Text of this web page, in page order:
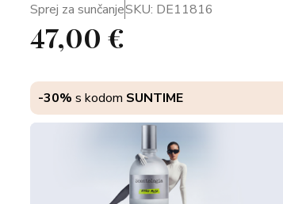
Sprej za sunčanjeSKU: DE11816
47,00 €
-30% s kodom SUNTIME